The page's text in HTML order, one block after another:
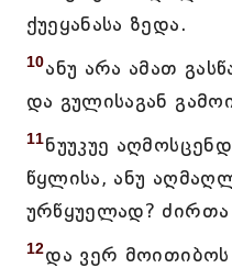
ქუეყანასა ზედა.
10ანუ არა ამათ
და გულისაგან
11ნუუკუე
წყლისა, ანუ
ურწყუელად?
12და ვერ